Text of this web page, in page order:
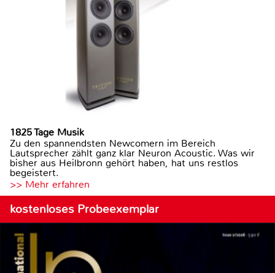
1825 Tage Musik
Zu den spannendsten Newcomern im Bereich
Lautsprecher zählt ganz klar Neuron Acoustic. Was wir
bisher aus Heilbronn gehört haben, hat uns restlos
begeistert.
>> Mehr erfahren
kostenloses Probeexemplar